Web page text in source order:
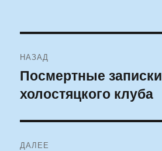
по
записям
НАЗАД
Предыдущая
запись:
Посмертные записки
холостяцкого клуба
ДАЛЕЕ